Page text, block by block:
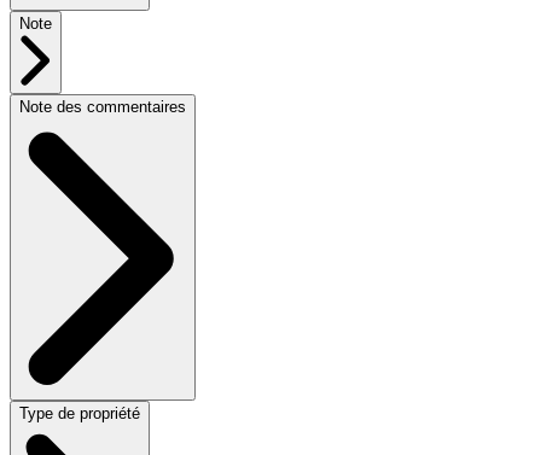
Note
Note des commentaires
Type de propriété